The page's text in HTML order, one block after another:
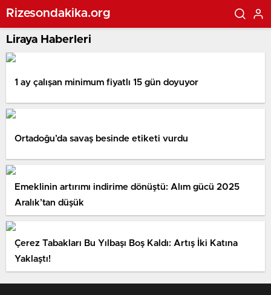
Rizesondakika.org
Liraya Haberleri
1 ay çalışan minimum fiyatlı 15 gün doyuyor
Ortadoğu’da savaş besinde etiketi vurdu
Emeklinin artırımı indirime dönüştü: Alım gücü 2025
Aralık’tan düşük
Çerez Tabakları Bu Yılbaşı Boş Kaldı: Artış İki Katına
Yaklaştı!